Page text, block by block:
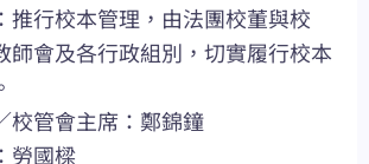
推行校本管理，由法團校董與校
師會及各行政組別，切實履行校本
校管會主席：鄭錦鐘
勞國樑